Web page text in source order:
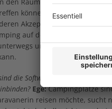
können. Wie sich das
Akzeptanz in der
auf den Messen
und sammle Ideen
die Software für das
Ege:Campingplätze
reisen möchte,